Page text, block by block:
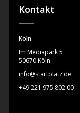
Kontakt
Köln
Im Mediapark 5
50670 Köln
info@startplatz.de
+49 221 975 802 00